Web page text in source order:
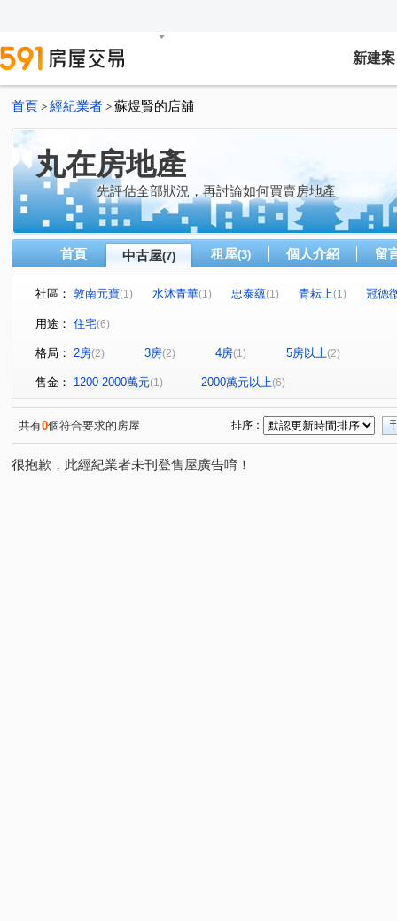
新建案
首頁 > 經紀業者 > 蘇煜賢的店舖
丸在房地產
先評估全部狀況，再討論如何買賣房地產
首頁 中古屋(7) 租屋(3) 個人介紹 留
社區： 敦南元寶(1) 水沐青華(1) 忠泰蘊(1) 青耘上(1)
冠德
麗寶北歐莊園－丹麥琥珀
用途： 住宅(6)
格局： 2房(2) 3房(2) 4房(1) 5房以上(2)
售金： 1200-2000萬元(1) 2000萬元以上(6)
共有0個符合要求的房屋 排序：
很抱歉，此經紀業者未刊登售屋廣告唷！